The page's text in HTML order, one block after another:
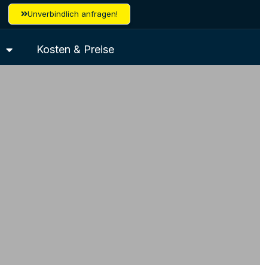
Unverbindlich anfragen!
Kosten & Preise